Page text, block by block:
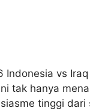
vs
tak hanya
tinggi dari